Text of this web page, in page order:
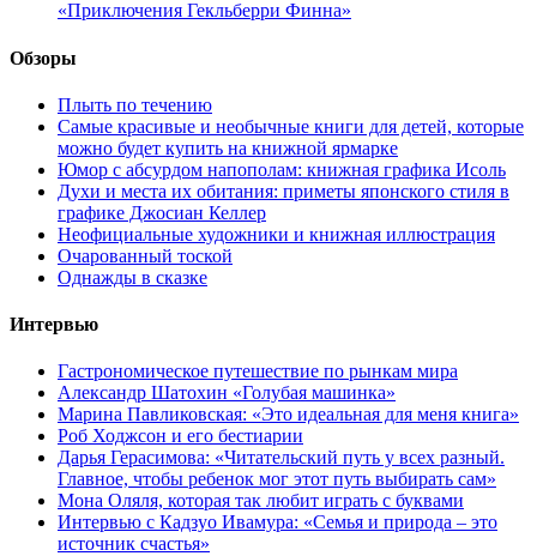
«Приключения Гекльберри Финна»
Обзоры
Плыть по течению
Самые красивые и необычные книги для детей, которые
можно будет купить на книжной ярмарке
Юмор с абсурдом напополам: книжная графика Исоль
Духи и места их обитания: приметы японского стиля в
графике Джосиан Келлер
Неофициальные художники и книжная иллюстрация
Очарованный тоской
Однажды в сказке
Интервью
Гастрономическое путешествие по рынкам мира
Александр Шатохин «Голубая машинка»
Марина Павликовская: «Это идеальная для меня книга»
Роб Ходжсон и его бестиарии
Дарья Герасимова: «Читательский путь у всех разный.
Главное, чтобы ребенок мог этот путь выбирать сам»
Мона Оляля, которая так любит играть с буквами
Интервью с Кадзуо Ивамура: «Семья и природа – это
источник счастья»